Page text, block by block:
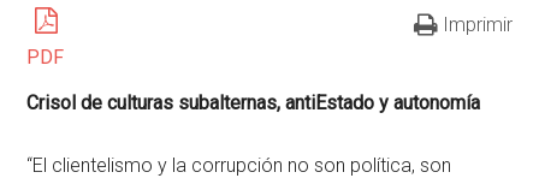
PDF
Imprimir
Crisol de culturas subalternas, antiEstado y autonomía
“El clientelismo y la corrupción no son política, son